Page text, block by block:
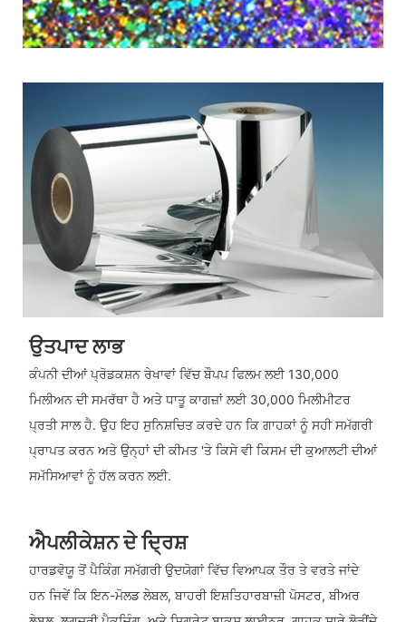
ਉਤਪਾਦ ਲਾਭ
ਕੰਪਨੀ ਦੀਆਂ ਪ੍ਰੋਡਕਸ਼ਨ ਰੇਖਾਵਾਂ ਵਿੱਚ ਬੌਪਪ ਫਿਲਮ ਲਈ 130,000
ਮਿਲੀਅਨ ਦੀ ਸਮਰੱਥਾ ਹੈ ਅਤੇ ਧਾਤੂ ਕਾਗਜ਼ਾਂ ਲਈ 30,000 ਮਿਲੀਮੀਟਰ
ਪ੍ਰਤੀ ਸਾਲ ਹੈ. ਉਹ ਇਹ ਸੁਨਿਸ਼ਚਿਤ ਕਰਦੇ ਹਨ ਕਿ ਗਾਹਕਾਂ ਨੂੰ ਸਹੀ ਸਮੱਗਰੀ
ਪ੍ਰਾਪਤ ਕਰਨ ਅਤੇ ਉਨ੍ਹਾਂ ਦੀ ਕੀਮਤ 'ਤੇ ਕਿਸੇ ਵੀ ਕਿਸਮ ਦੀ ਕੁਆਲਟੀ ਦੀਆਂ
ਸਮੱਸਿਆਵਾਂ ਨੂੰ ਹੱਲ ਕਰਨ ਲਈ.
ਐਪਲੀਕੇਸ਼ਨ ਦੇ ਦ੍ਰਿਸ਼
ਹਾਰਡਵੋਯੂ ਤੋਂ ਪੈਕਿੰਗ ਸਮੱਗਰੀ ਉਦਯੋਗਾਂ ਵਿੱਚ ਵਿਆਪਕ ਤੌਰ ਤੇ ਵਰਤੇ ਜਾਂਦੇ
ਹਨ ਜਿਵੇਂ ਕਿ ਇਨ-ਮੋਲਡ ਲੇਬਲ, ਬਾਹਰੀ ਇਸ਼ਤਿਹਾਰਬਾਜ਼ੀ ਪੋਸਟਰ, ਬੀਅਰ